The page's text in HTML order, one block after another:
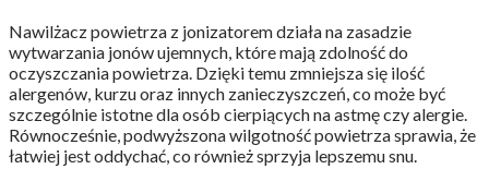
Nawilżacz powietrza z jonizatorem działa na zasadzie
wytwarzania jonów ujemnych, które mają zdolność do
oczyszczania powietrza. Dzięki temu zmniejsza się ilość
alergenów, kurzu oraz innych zanieczyszczeń, co może być
szczególnie istotne dla osób cierpiących na astmę czy alergie.
Równocześnie, podwyższona wilgotność powietrza sprawia, że
łatwiej jest oddychać, co również sprzyja lepszemu snu.